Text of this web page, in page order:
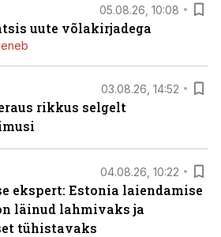
05.08.26, 10:08
uute võlakirjadega
03.08.26, 14:52
rikkus selgelt
04.08.26, 10:22
ekspert: Estonia laiendamise
läinud lahmivaks ja
tühistavaks